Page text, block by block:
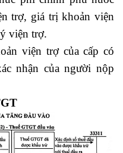
trợ, giá trị khoản viện
viện trợ.
viện trợ của cấp có
nhận của người nộp